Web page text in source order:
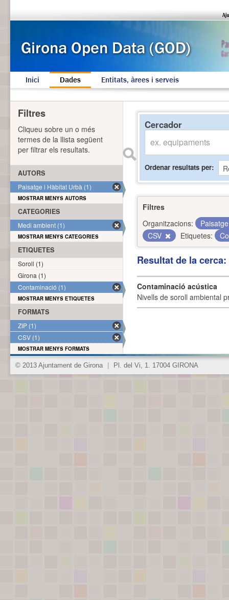
Inici Dades Entitats, àrees i serveis
Cercador
Ordenar resultats per
Filtres
Organitzacions:
CSV
Etiquetes:
Resultat de la
Contaminació acústica
Nivells de soroll ambiental
Filtres
Cliqueu sobre un o més
termes de la llista següent
per filtrar els resultats.
AUTORS
Paisatge i Hàbitat Urbà (1)
MOSTRAR MENYS AUTORS
CATEGORIES
Medi ambient (1)
MOSTRAR MENYS CATEGORIES
ETIQUETES
Soroll (1)
Girona (1)
Contaminació (1)
MOSTRAR MENYS ETIQUETES
FORMATS
ZIP (1)
CSV (1)
MOSTRAR MENYS FORMATS
© 2013 Ajuntament de Girona Pl. del Vi, 1. 17004 GIRONA